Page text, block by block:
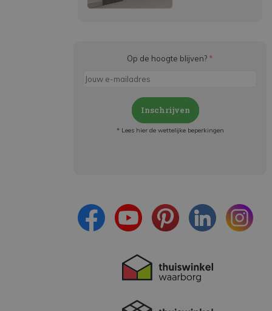
Op de hoogte blijven? *
Inschrijven
* Lees hier de wettelijke beperkingen